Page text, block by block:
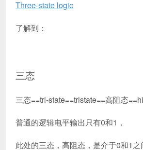
Three-state logic
了解到：
三态
三态==tri-state==tristate==高阻态
普通的逻辑电平输出只有0和1，
此处的三态，高阻态，是介于0和1之